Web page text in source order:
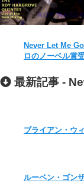
Never Let Me
ロのノーベル賞
最新記事 -
ブライアン・ウ
ルーベン・ゴン